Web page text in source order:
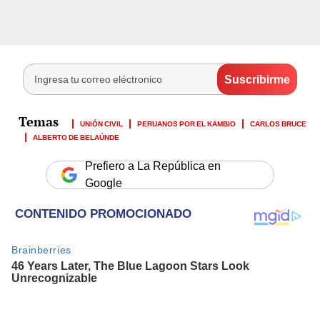
UNIÓN CIVIL PERUANOS POR EL KAMBIO
CARLOS BRUCE
ALBERTO DE BELAÚNDE
Prefiero a La República en
Google